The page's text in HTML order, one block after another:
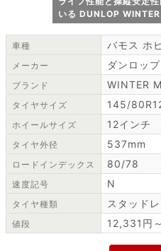
いる DUNLOP
車種 バモス ホ
メーカー ダンロップ
ブランド WINTER
タイヤサイズ 145/
ホイールサイズ 12インチ
タイヤ外径 537mm
ロードインデックス 80/78
速度記号 N
タイヤ種類 スタッド
値段 12,331円